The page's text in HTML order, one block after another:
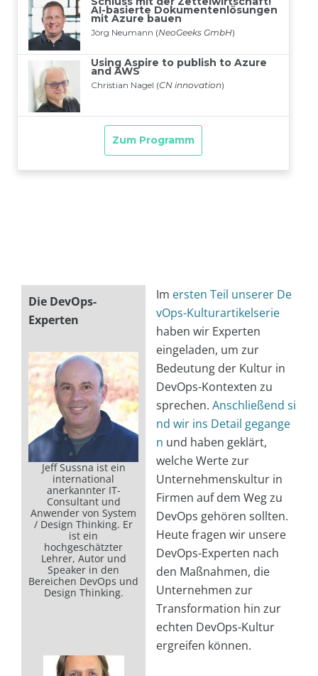
Die DevOps-
Experten
Jeff Sussna ist ein
international
anerkannter IT-
Consultant und
Anwender von System
/ Design Thinking. Er
ist ein
hochgeschätzter
Lehrer, Autor und
Speaker in den
Bereichen DevOps und
Design Thinking.
Im ersten Teil unserer De
vOps-Kulturartikelserie
haben wir Experten
eingeladen, um zur
Bedeutung der Kultur in
DevOps-Kontexten zu
sprechen. Anschließend si
nd wir ins Detail gegange
n und haben geklärt,
welche Werte zur
Unternehmenskultur in
Firmen auf dem Weg zu
DevOps gehören sollten.
Heute fragen wir unsere
DevOps-Experten nach
den Maßnahmen, die
Unternehmen zur
Transformation hin zur
echten DevOps-Kultur
ergreifen können.